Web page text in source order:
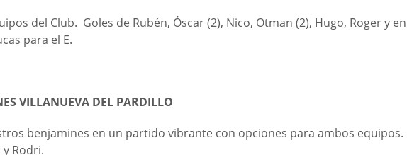
del Club. Goles de Rubén, Óscar (2), Nico, Otman (2), Hugo, Roger y en
para el E.
VILLANUEVA DEL PARDILLO
benjamines en un partido vibrante con opciones para ambos equipos.
y Rodri.